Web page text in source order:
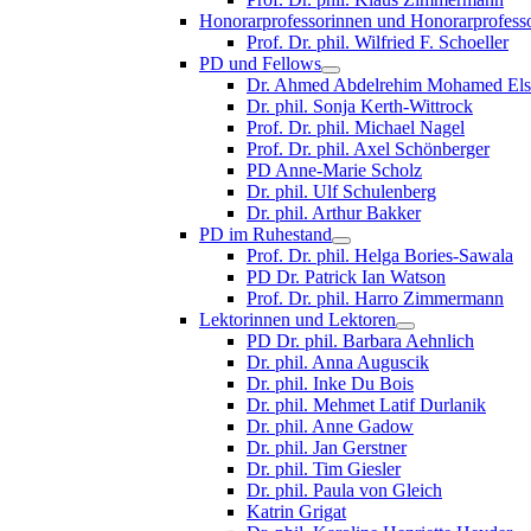
Honorarprofessorinnen und
Prof. Dr. phil. Wilfried F. Schoeller
PD und Fellows
Dr. Ahmed Abdelrehim Mohamed
Dr. phil. Sonja Kerth-Wittrock
Prof. Dr. phil. Michael Nagel
Prof. Dr. phil. Axel Schönberger
PD Anne-Marie Scholz
Dr. phil. Ulf Schulenberg
Dr. phil. Arthur Bakker
PD im Ruhestand
Prof. Dr. phil. Helga Bories-Sawala
PD Dr. Patrick Ian Watson
Prof. Dr. phil. Harro Zimmermann
Lektorinnen und Lektoren
PD Dr. phil. Barbara Aehnlich
Dr. phil. Anna Auguscik
Dr. phil. Inke Du Bois
Dr. phil. Mehmet Latif Durlanik
Dr. phil. Anne Gadow
Dr. phil. Jan Gerstner
Dr. phil. Tim Giesler
Dr. phil. Paula von Gleich
Katrin Grigat